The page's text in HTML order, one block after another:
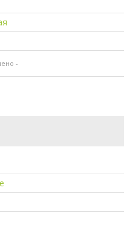
-